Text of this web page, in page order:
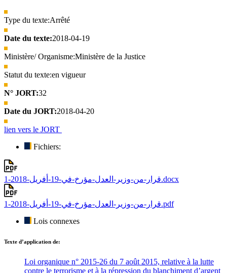
Type du texte:Arrêté
Date du texte:2018-04-19
Ministère/ Organisme:Ministère de la Justice
Statut du texte:en vigueur
N° JORT:32
Date du JORT:2018-04-20
lien vers le JORT
Fichiers:
قرار-من-وزير-العدل-مؤرخ-في-19-أفريل-2018-1.docx
قرار-من-وزير-العدل-مؤرخ-في-19-أفريل-2018-1.pdf
Lois connexes
Texte d’application de:
Loi organique n° 2015-26 du 7 août 2015, relative à la lutte
contre le terrorisme et à la répression du blanchiment d’argent